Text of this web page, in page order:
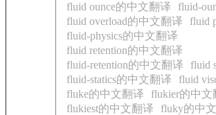
fluid ounce的中文翻译
fluid-
fluid overload的中文翻译
fluid
fluid-physics的中文翻译
fluid retention的中文翻译
fluid-retention的中文翻译
fluid
fluid-statics的中文翻译
fluid
fluke的中文翻译
flukier的中文
flukiest的中文翻译
fluky的中